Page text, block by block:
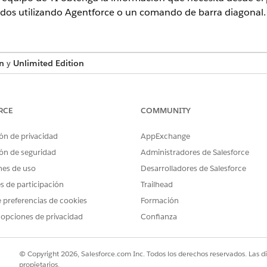
utilizando Agentforce o un comando de barra diagonal.
y Unlimited Edition
lo que están haciendo y vayan a un portal separado,
Esto puede llevar a tickets incompletos, lo que
informes en Slack reducen la barrera de entrada y atienden
es ideal para la mayoría de los empleados porque se siente
le guía por una conversación para resolver su problema y
de privacidad
de seguridad
de uso
de participación
preferencias de cookies
opciones de privacidad
COMMUNITY
AppExchange
Administradores de Salesforce
Desarrolladores de Salesforce
Trailhead
Formación
Confianza
© Copyright 2026, Salesforce.com Inc. Todos los derechos reservados. Las
propietarios.